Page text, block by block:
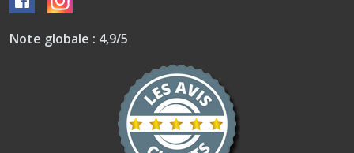
Note globale : 4,9/5